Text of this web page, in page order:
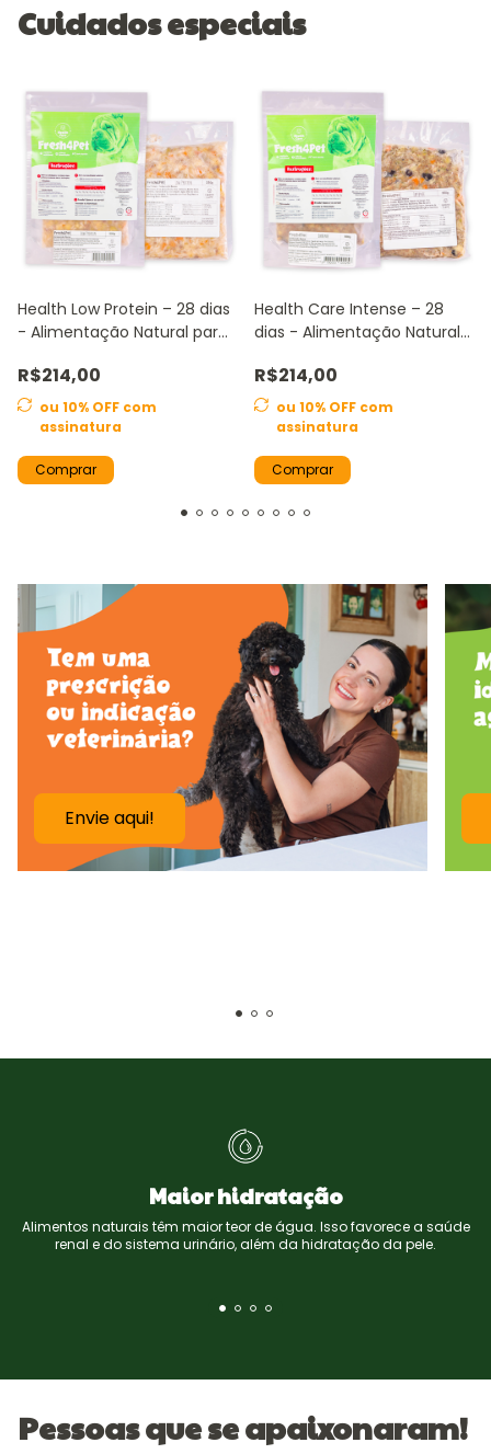
Cuidados especiais
Health Low Protein – 28 dias
- Alimentação Natural para
proteína
R$214,00
ou 10% OFF com
assinatura
Comprar
Health Care Intense – 28
dias - Alimentação Natural
proteína
R$214,00
ou 10% OFF com
assinatura
Comprar
Envie aqui!
Maior hidratação
Alimentos naturais têm maior teor de água. Isso favorece a saúde
renal e do sistema urinário, além da hidratação da pele.
Pessoas que se apaixonaram!